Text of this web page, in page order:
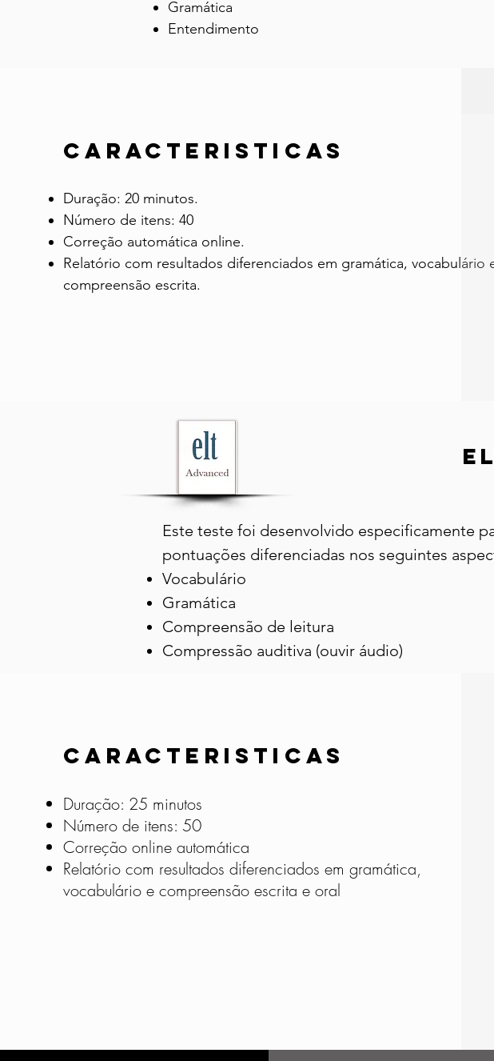
tomar decisões corretas
Gramática
Entendimento
CARACTERISTICAS
Duração: 20 minutos.
Número de itens: 40
Correção automática online.
Relatório com resultados diferenciados em gramática, vocabulário
compreensão escrita.
Este teste foi desenvolvido especificamente
pontuações diferenciadas nos seguintes
Vocabulário
Gramática
Compreensão de leitura
Compressão auditiva (ouvir áudio)
CARACTERISTICAS
Duração: 25 minutos
Número de itens: 50
Correção online automática
Relatório com resultados diferenciados em gramática,
vocabulário e compreensão escrita e oral